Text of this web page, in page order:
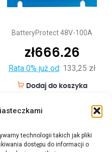
technologii takich jak pliki
dostępu do informacji o
BatteryProtect 48V-100A
zł666.26
Rata 0% już od: 133,25 zł
Dodaj do koszyka